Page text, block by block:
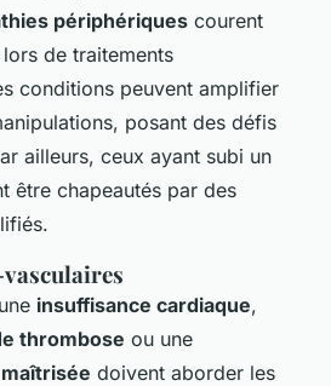
périphériques courent
de traitements
conditions peuvent amplifier
posant des défis
ailleurs, ceux ayant subi un
être chapeautés par des
insuffisance cardiaque,
thrombose ou une
doivent aborder les